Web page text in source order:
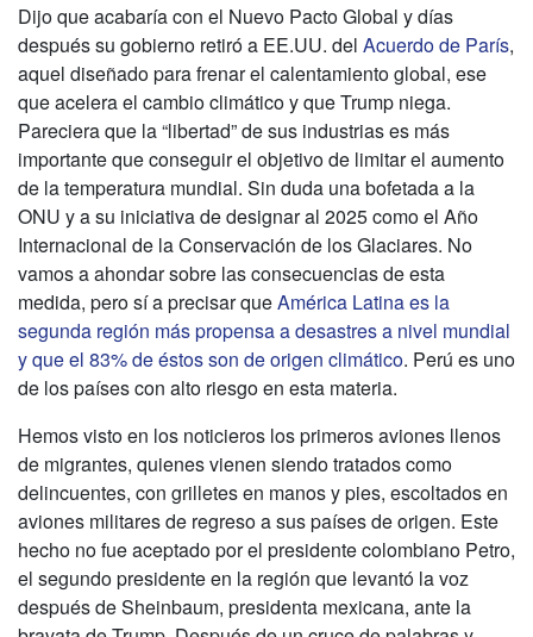
Dijo que acabaría con el Nuevo Pacto Global y días
después su gobierno retiró a EE.UU. del Acuerdo de París,
aquel diseñado para frenar el calentamiento global, ese
que acelera el cambio climático y que Trump niega.
Pareciera que la “libertad” de sus industrias es más
importante que conseguir el objetivo de limitar el aumento
de la temperatura mundial. Sin duda una bofetada a la
ONU y a su iniciativa de designar al 2025 como el Año
Internacional de la Conservación de los Glaciares. No
vamos a ahondar sobre las consecuencias de esta
medida, pero sí a precisar queAmérica Latina es la
segunda región más propensa a desastres a nivel mundial
y que el 83% de éstos son de origen climático. Perú es uno
de los países con alto riesgo en esta materia.
Hemos visto en los noticieros los primeros aviones llenos
de migrantes, quienes vienen siendo tratados como
delincuentes, con grilletes en manos y pies, escoltados en
aviones militares de regreso a sus países de origen. Este
hecho no fue aceptado por el presidente colombiano Petro,
el segundo presidente en la región que levantó la voz
después de Sheinbaum, presidenta mexicana, ante la